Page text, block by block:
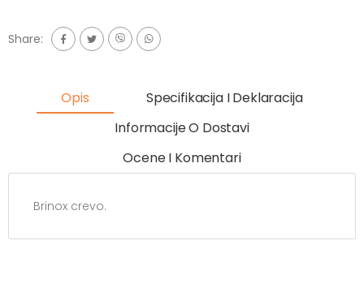
Share:
Opis
Specifikacija I Deklaracija
Informacije O Dostavi
Ocene I Komentari
Brinox crevo.